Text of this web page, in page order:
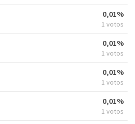
0,01%
1 votos
0,01%
1 votos
0,01%
1 votos
0,01%
1 votos